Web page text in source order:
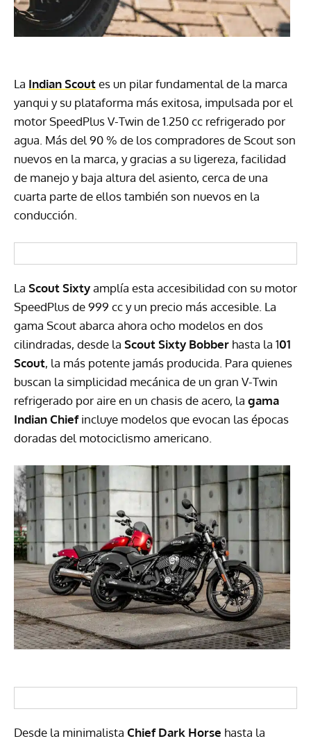
La Indian Scoutes un pilar fundamental de la marca
yanqui y su plataforma más exitosa, impulsada por el
motor SpeedPlus V-Twin de 1.250 cc refrigerado por
agua. Más del 90 % de los compradores de Scout son
nuevos en la marca, y gracias a su ligereza, facilidad
de manejo y baja altura del asiento, cerca de una
cuarta parte de ellos también son nuevos en la
conducción.
La Scout Sixtyamplía esta accesibilidad con su motor
SpeedPlus de 999 cc y un precio más accesible. La
gama Scout abarca ahora ocho modelos en dos
cilindradas, desde la Scout Sixty Bobber hasta la 101
Scout, la más potente jamás producida. Para quienes
buscan la simplicidad mecánica de un gran V-Twin
refrigerado por aire en un chasis de acero, la gama
Indian Chiefincluye modelos que evocan las épocas
doradas del motociclismo americano.
Desde la minimalista Chief Dark Horse hasta la